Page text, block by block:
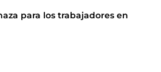
para los trabajadores en